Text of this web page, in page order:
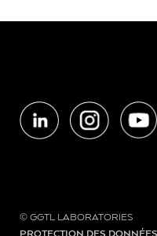
© GGTL LABORATORIES